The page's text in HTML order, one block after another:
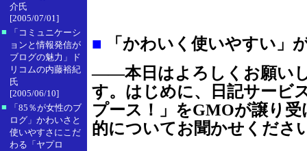
介氏
[2005/07/01]
■
「コミュニケーシ
ョンと情報発信が
ブログの魅力」ド
リコムの内藤裕紀
氏
[2005/06/10]
■
「85％が女性のブ
ログ」かわいさと
使いやすさにこだ
わる「ヤプロ
■ 「かわいく使いやすい」
――本日はよろしくお願い
す。はじめに、日記サービ
プース！」をGMOが譲り受
的についてお聞かせくださ